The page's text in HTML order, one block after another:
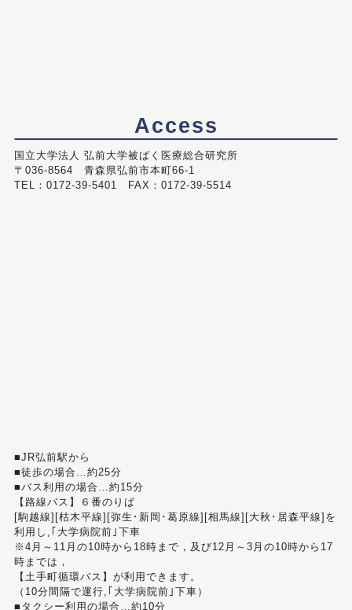
Access
国立大学法人 弘前大学被ばく医療総合研究所
〒036-8564 青森県弘前市本町66-1
TEL：0172-39-5401 FAX：0172-39-5514
■JR弘前駅から
■徒歩の場合…約25分
■バス利用の場合…約15分
【路線バス】６番のりば
[駒越線][枯木平線][弥生･新岡･葛原線][相馬線][大秋･居森平線]を
利用し,｢大学病院前｣下車
※4月～11月の10時から18時まで，及び12月～3月の10時から17
時までは，
【土手町循環バス】が利用できます。
（10分間隔で運行,｢大学病院前｣下車）
■タクシー利用の場合…約10分